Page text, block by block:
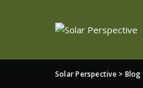
Solar Perspective> Blog